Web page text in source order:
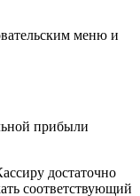
меню и
прибыли
достаточно
соответствующий